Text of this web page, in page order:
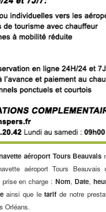
aéroport Tours Beauvais
aéroport Tours Beauvais
en charge : Nom, Date,
ainsi que letarifde notre
Orléans.